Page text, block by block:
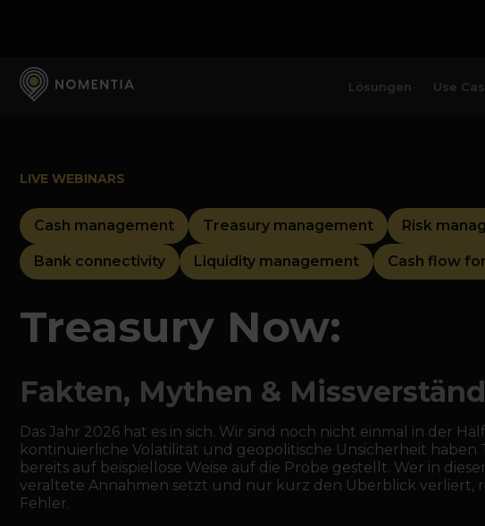
Lösungen Use
LIVE WEBINARS
Cash management Treasury management Risk
Bank connectivity Liquidity management Cash flow
Treasury Now:
Fakten, Mythen &
Das Jahr 2026 hat es in sich. Wir sind noch nicht einmal in der
kontinuierliche Volatilität und geopolitische Unsicherheit haben
bereits auf beispiellose Weise auf die Probe gestellt. Wer in
veraltete Annahmen setzt und nur kurz den Überblick verliert,
Fehler.